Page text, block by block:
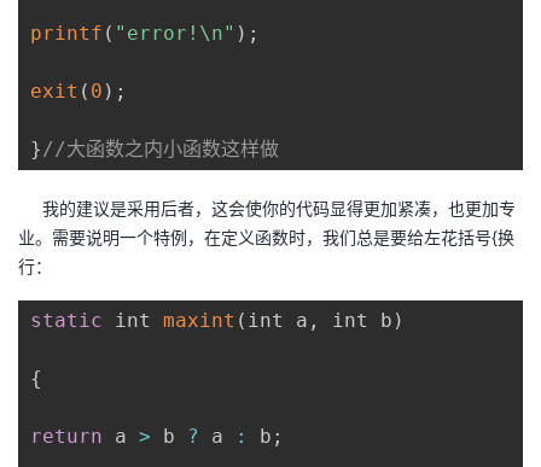
printf ( "error!\n" ) ;
exit ( 0 ) ;
}//大函数之内小函数这样做
我的建议是采用后者，这会使你的代码显得更加紧凑，也更加专
业。需要说明一个特例，在定义函数时，我们总是要给左花括号{换
行：
static int maxint ( int a , int b )
{
return a > b ? a : b ;